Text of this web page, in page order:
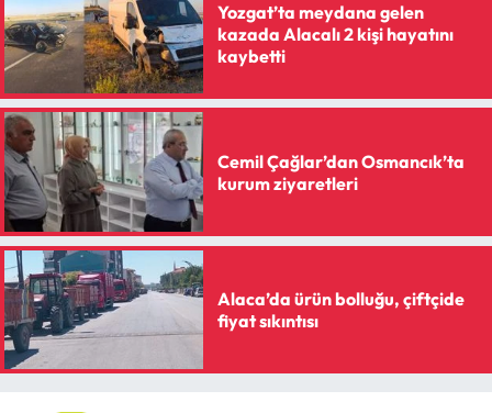
Yozgat’ta meydana gelen
kazada Alacalı 2 kişi hayatını
kaybetti
Cemil Çağlar’dan Osmancık’ta
kurum ziyaretleri
Alaca’da ürün bolluğu, çiftçide
fiyat sıkıntısı